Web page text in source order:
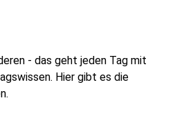
- das geht jeden Tag mit
Hier gibt es die